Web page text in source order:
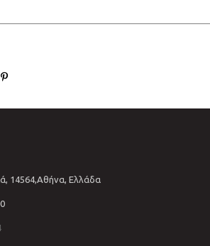
14564,Αθήνα, Ελλάδα